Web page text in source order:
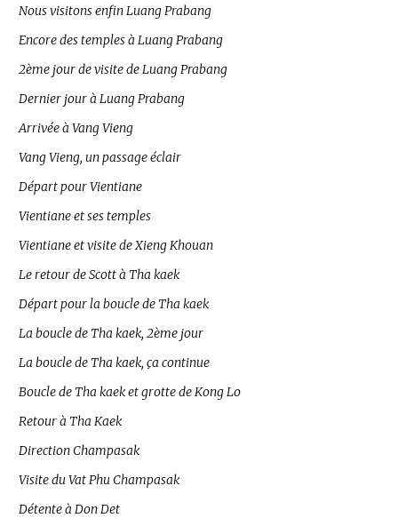
Nous visitons enfin Luang Prabang
Encore des temples à Luang Prabang
2ème jour de visite de Luang Prabang
Dernier jour à Luang Prabang
Arrivée à Vang Vieng
Vang Vieng, un passage éclair
Départ pour Vientiane
Vientiane et ses temples
Vientiane et visite de Xieng Khouan
Le retour de Scott à Tha kaek
Départ pour la boucle de Tha kaek
La boucle de Tha kaek, 2ème jour
La boucle de Tha kaek, ça continue
Boucle de Tha kaek et grotte de Kong Lo
Retour à Tha Kaek
Direction Champasak
Visite du Vat Phu Champasak
Détente à Don Det